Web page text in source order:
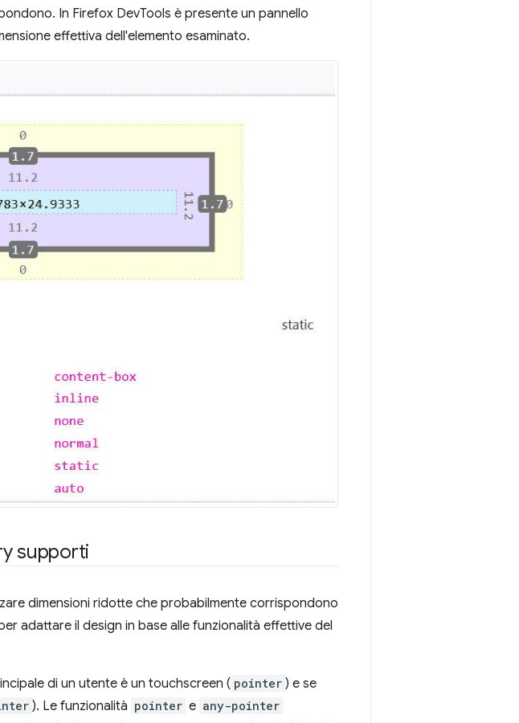
In Firefox DevTools è presente un pannello
effettiva dell'elemento esaminato.
supporti
dimensioni ridotte che probabilmente corrispondono
adattare il design in base alle funzionalità effettive del
di un utente è un touchscreen ( pointer ) e se
). Le funzionalità pointer e any-pointer